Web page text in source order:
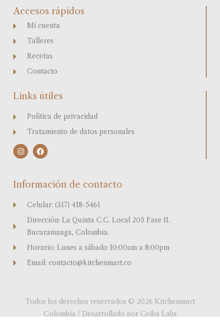
Accesos rápidos
Mi cuenta
Talleres
Recetas
Contacto
Links útiles
Política de privacidad
Tratamiento de datos personales
I
n
g
F
a
o
k
Información de contacto
Celular: (317) 418-5461
Dirección: La Quinta C.C. Local 205 Fase II.
Bucaramanga, Colombia.
Horario: Lunes a sábado 10:00am a 8:00pm
Email: contacto@kitchenmart.co
Todos los derechos reservados © 2026 Kitchenmart
Colombia / Desarrollado por Ceiba Labs